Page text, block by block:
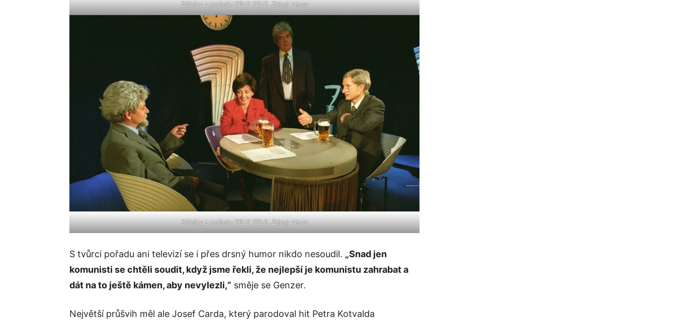
Záběry z pořadu TELE TELE. Zdroj: Nova
Záběry z pořadu TELE TELE. Zdroj: Nova
S tvůrci pořadu ani televizí se i přes drsný humor nikdo nesoudil. „Snad jen
komunisti se chtěli soudit, když jsme řekli, že nejlepší je komunistu zahrabat a
dát na to ještě kámen, aby nevylezli,“ směje se Genzer.
Největší průšvih měl ale Josef Carda, který parodoval hit Petra Kotvalda